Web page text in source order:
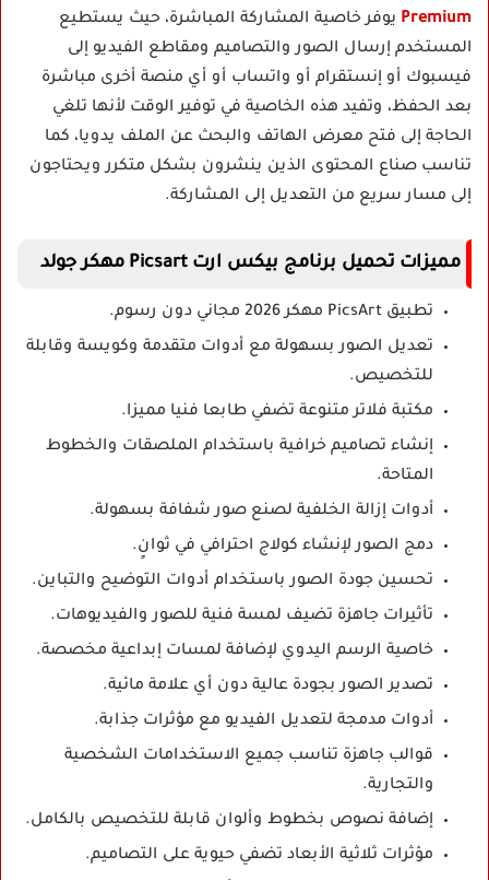
Premium يوفر خاصية المشاركة المباشرة، حيث يستطيع
المستخدم إرسال الصور والتصاميم ومقاطع الفيديو إلى
فيسبوك أو إنستقرام أو واتساب أو أي منصة أخرى مباشرة
بعد الحفظ، وتفيد هذه الخاصية في توفير الوقت لأنها تلغي
الحاجة إلى فتح معرض الهاتف والبحث عن الملف يدويا، كما
تناسب صناع المحتوى الذين ينشرون بشكل متكرر ويحتاجون
إلى مسار سريع من التعديل إلى المشاركة.
مميزات تحميل برنامج بيكس ارت Picsart مهكر جولد
تطبيق PicsArt مهكر 2026 مجاني دون رسوم.
تعديل الصور بسهولة مع أدوات متقدمة وكويسة وقابلة
للتخصيص.
مكتبة فلاتر متنوعة تضفي طابعا فنيا مميزا.
إنشاء تصاميم خرافية باستخدام الملصقات والخطوط
المتاحة.
أدوات إزالة الخلفية لصنع صور شفافة بسهولة.
دمج الصور لإنشاء كولاج احترافي في ثوانٍ.
تحسين جودة الصور باستخدام أدوات التوضيح والتباين.
تأثيرات جاهزة تضيف لمسة فنية للصور والفيديوهات.
خاصية الرسم اليدوي لإضافة لمسات إبداعية مخصصة.
تصدير الصور بجودة عالية دون أي علامة مائية.
أدوات مدمجة لتعديل الفيديو مع مؤثرات جذابة.
قوالب جاهزة تناسب جميع الاستخدامات الشخصية
والتجارية.
إضافة نصوص بخطوط وألوان قابلة للتخصيص بالكامل.
مؤثرات ثلاثية الأبعاد تضفي حيوية على التصاميم.